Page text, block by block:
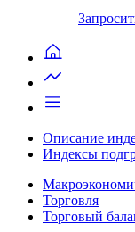
Описание
Индексы
Торговля
Торговый